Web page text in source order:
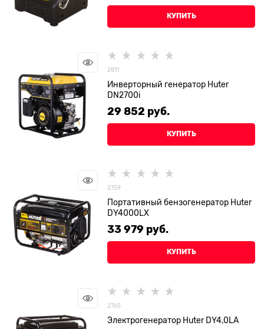
КУПИТЬ
2811
Инверторный генератор Huter
DN2700i
29 852 руб.
КУПИТЬ
2759
Портативный бензогенератор Huter
DY4000LX
33 979 руб.
КУПИТЬ
2765
Электрогенератор Huter DY4,0LA